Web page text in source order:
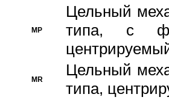
MP
Цельный
типа, с
MR
Цельный
типа,